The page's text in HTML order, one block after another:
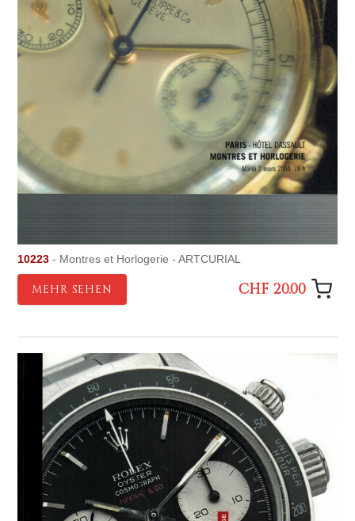
10223 - Montres et Horlogerie - ARTCURIAL
MEHR SEHEN CHF 20.00